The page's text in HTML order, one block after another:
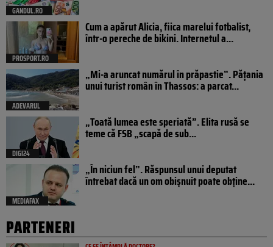
GANDUL.RO
PROSPORT.RO
Cum a apărut Alicia, fiica marelui fotbalist,
într-o pereche de bikini. Internetul a...
ADEVARUL
„Mi-a aruncat numărul în prăpastie”. Pățania
unui turist român în Thassos: a parcat...
DIGI24
„Toată lumea este speriată”. Elita rusă se
teme că FSB „scapă de sub...
MEDIAFAX
„În niciun fel”. Răspunsul unui deputat
întrebat dacă un om obișnuit poate obține...
PARTENERI